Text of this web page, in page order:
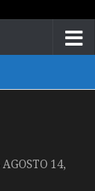
AGOSTO 14,